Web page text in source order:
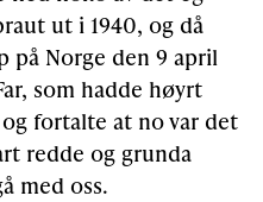
ut i 1940, og då
på Norge den 9 april
som hadde høyrt
fortalte at no var det
redde og grunda
med oss.